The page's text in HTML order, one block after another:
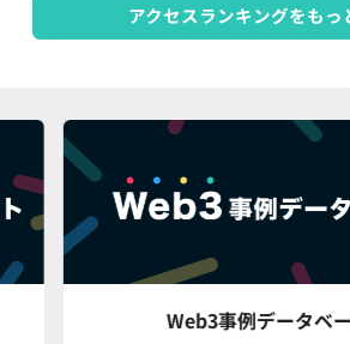
アクセスランキングをもっ
Web3事例データベ